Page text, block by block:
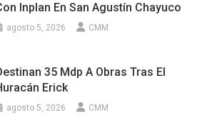
Inplan En San Agustín Chayuco
agosto 5, 2026 CMM
35 Mdp A Obras Tras El
Erick
agosto 5, 2026 CMM